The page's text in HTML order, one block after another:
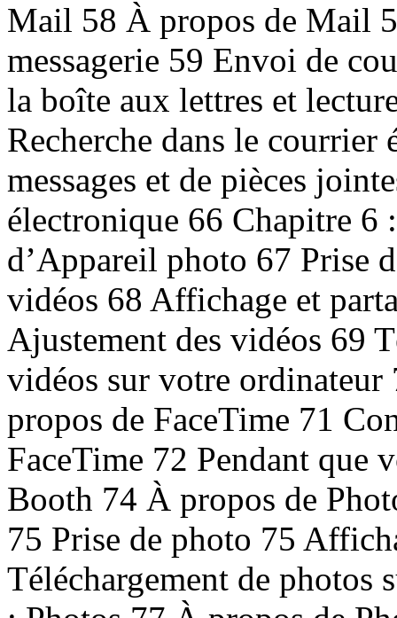
Mail 58 À propos de Mail
messagerie 59 Envoi de
la boîte aux lettres et
Recherche dans le
messages et de pièces
électronique 66 Chapitre
d’Appareil photo 67 Prise
vidéos 68 Affichage et
Ajustement des vidéos 69
vidéos sur votre
propos de FaceTime 71
FaceTime 72 Pendant que
Booth 74 À propos de
75 Prise de photo 75
Téléchargement de photos